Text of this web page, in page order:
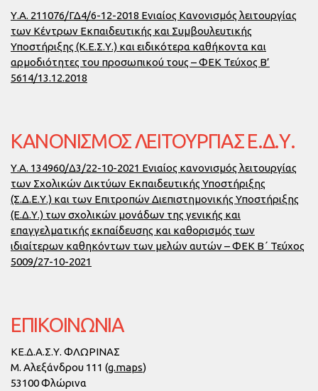
Υ.Α. 211076/ΓΔ4/6-12-2018 Ενιαίος Κανονισμός λειτουργίας
των Κέντρων Εκπαιδευτικής και Συμβουλευτικής
Υποστήριξης (Κ.Ε.Σ.Υ.) και ειδικότερα καθήκοντα και
αρμοδιότητες του προσωπικού τους – ΦΕΚ Τεύχος Β’
5614/13.12.2018
ΚΑΝΟΝΙΣΜΌΣ ΛΕΙΤΟΥΡΓΊΑΣ Ε.Δ.Υ.
Υ.Α. 134960/Δ3/22-10-2021 Ενιαίος κανονισμός λειτουργίας
των Σχολικών Δικτύων Εκπαιδευτικής Υποστήριξης
(Σ.Δ.Ε.Υ.) και των Επιτροπών Διεπιστημονικής Υποστήριξης
(Ε.Δ.Υ.) των σχολικών μονάδων της γενικής και
επαγγελματικής εκπαίδευσης και καθορισμός των
ιδιαίτερων καθηκόντων των μελών αυτών – ΦΕΚ Β΄ Τεύχος
5009/27-10-2021
ΕΠΙΚΟΙΝΩΝΙΑ
ΚΕ.Δ.Α.Σ.Υ. ΦΛΩΡΙΝΑΣ
Μ. Αλεξάνδρου 111 (g.maps)
53100 Φλώρινα